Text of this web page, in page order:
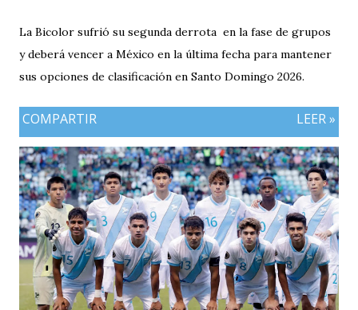
La Bicolor sufrió su segunda derrota en la fase de grupos
y deberá vencer a México en la última fecha para mantener
sus opciones de clasificación en Santo Domingo 2026.
COMPARTIR LEER »